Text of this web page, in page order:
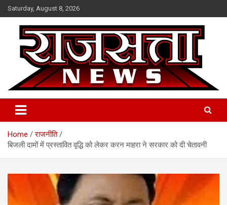
Skip
to
content
Saturday, August 8, 2026
Raj Satta News
Home
राजनीति
बिजली दामों में प्रस्तावित वृद्धि को लेकर करन माहरा ने सरकार को दी चेतावनी